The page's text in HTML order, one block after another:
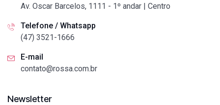
Av. Oscar Barcelos, 1111 - 1º andar | Centro
Telefone / Whatsapp
(47) 3521-1666
E-mail
contato@rossa.com.br
Newsletter